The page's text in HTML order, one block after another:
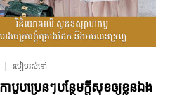
របៀបរស់នៅ
ប្រេនៗបន្ថែមក្ដីសុខឲ្យខ្លួនឯង